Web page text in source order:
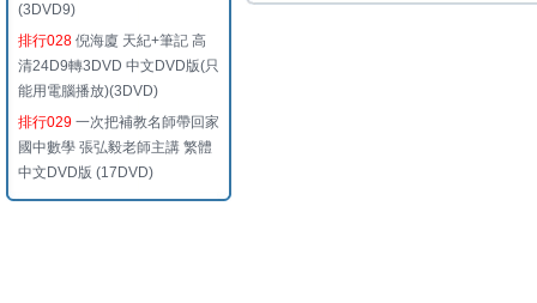
(3DVD9)
排行028 倪海廈 天紀+筆記 高
清24D9轉3DVD 中文DVD版(只
能用電腦播放)(3DVD)
排行029 一次把補教名師帶回家
國中數學 張弘毅老師主講 繁體
中文DVD版 (17DVD)